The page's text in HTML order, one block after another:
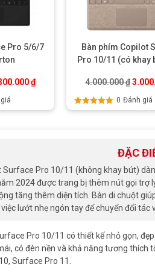
Pro 5/6/7
gốc là: 2.700.000 ₫.
₫Giá hiện tại là: 2.300.000 ₫.
Bàn phím Copilot
Pro 10/11 (có khay
4.000.000₫Giá
Được xếp
0 Đánh giá
ĐẶC
Surface Pro 10/11 (không khay bút)
2024 được trang bị thêm nút gọi trợ
tăng thêm diện tích. Bàn di chuột
lướt nhẹ ngón tay để chuyển đổi
Pro 10/11 có thiết kế nhỏ gọn,
có đèn nền và khả năng tương thích
Surface Pro 11.